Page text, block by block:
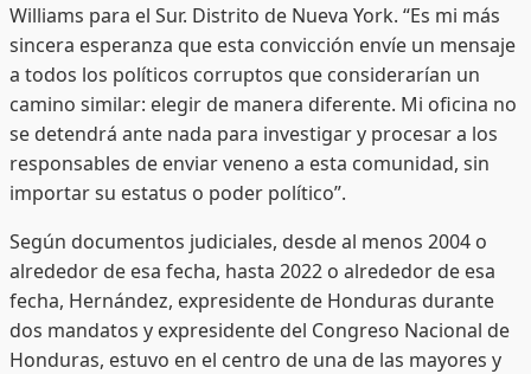
Williams para el Sur. Distrito de Nueva York. “Es mi más
sincera esperanza que esta convicción envíe un mensaje
a todos los políticos corruptos que considerarían un
camino similar: elegir de manera diferente. Mi oficina no
se detendrá ante nada para investigar y procesar a los
responsables de enviar veneno a esta comunidad, sin
importar su estatus o poder político”.
Según documentos judiciales, desde al menos 2004 o
alrededor de esa fecha, hasta 2022 o alrededor de esa
fecha, Hernández, expresidente de Honduras durante
dos mandatos y expresidente del Congreso Nacional de
Honduras, estuvo en el centro de una de las mayores y